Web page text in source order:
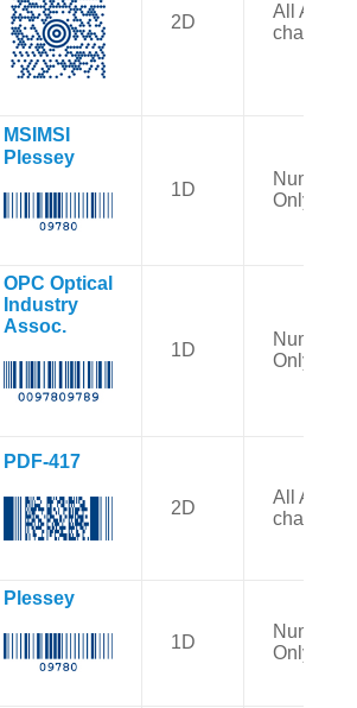
2D
All ASCII
MSI MSI
Plessey
1D
Numbers
Only
OPC Optical
Industry
Assoc.
1D
Numbers
Only
PDF-417
2D
All ASCII
Plessey
1D
Numbers
Only